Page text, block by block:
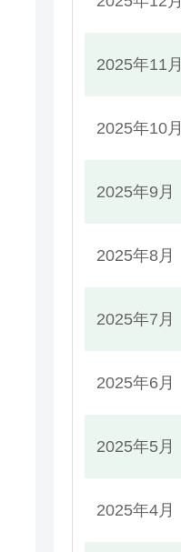
2025年11月
2025年10月
2025年9月
2025年8月
2025年7月
2025年6月
2025年5月
2025年4月